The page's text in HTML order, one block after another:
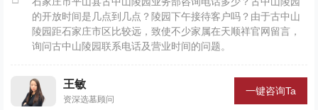
的开放时间是几点到几点？陵园下午接待客户吗？由于古中山
陵园距石家庄市区比较远，致使不少家属在天顺祥官网留言，
询问古中山陵园联系电话及营业时间的问题。
王敏
资深选墓顾问
一键咨询Ta